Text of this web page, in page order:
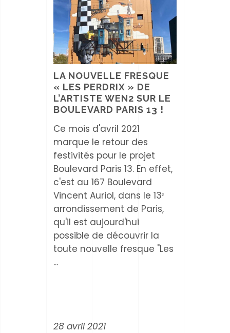
LA NOUVELLE FRESQUE
« LES PERDRIX » DE
L’ARTISTE WEN2 SUR LE
BOULEVARD PARIS 13 !
Ce mois d'avril 2021
marque le retour des
festivités pour le projet
Boulevard Paris 13. En effet,
c'est au 167 Boulevard
Vincent Auriol, dans le 13ᵉ
arrondissement de Paris,
qu'il est aujourd'hui
possible de découvrir la
toute nouvelle fresque "Les
28 avril 2021